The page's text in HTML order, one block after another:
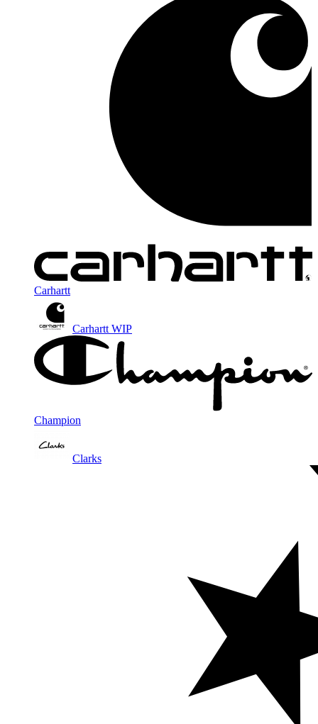
Carhartt
Carhartt WIP
Champion
Clarks